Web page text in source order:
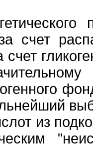
счет
счет
из